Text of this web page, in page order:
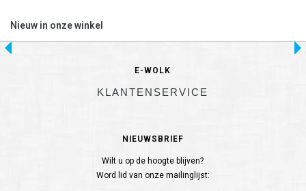
Nieuw in onze winkel
E-WOLK
KLANTENSERVICE
NIEUWSBRIEF
Wilt u op de hoogte blijven?
Word lid van onze mailinglijst: